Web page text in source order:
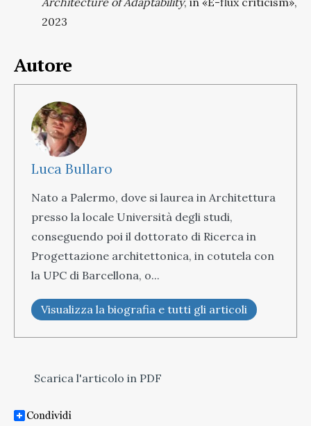
2023
Autore
Luca Bullaro
Nato a Palermo, dove si laurea in Architettura
presso la locale Università degli studi,
conseguendo poi il dottorato di Ricerca in
Progettazione architettonica, in cotutela con
la UPC di Barcellona, o...
Visualizza la biografia e tutti gli articoli
Scarica l'articolo in PDF